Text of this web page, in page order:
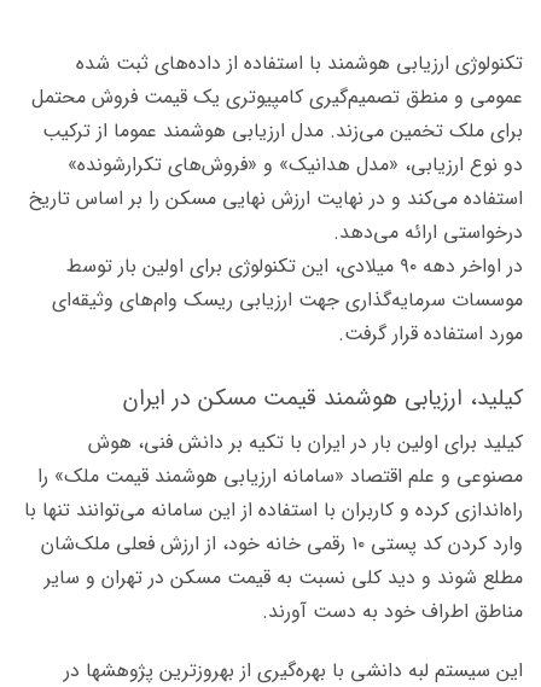
تکنولوژی ارزیابی هوشمند با استفاده از داده‌­های ثبت شده
عمومی و منطق تصمیم­‌گیری کامپیوتری یک قیمت فروش محتمل
برای ملک تخمین می­‌زند. مدل ارزیابی هوشمند عموما از ترکیب
دو نوع ارزیابی، «مدل هدانیک» و «فروش­‌های تکرارشونده»
استفاده می‌­کند و در نهایت ارزش نهایی مسکن را بر اساس تاریخ
درخواستی ارائه می­‌دهد.
در اواخر دهه ۹۰ میلادی، این تکنولوژی برای اولین بار توسط
موسسات سرمایه‌­گذاری جهت ارزیابی ریسک وا‌م‌­های وثیقه‌ای
مورد استفاده قرار گرفت.
کیلید، ارزیابی هوشمند قیمت مسکن در ایران
کیلید برای اولین بار در ایران با تکیه بر دانش فنی، هوش
مصنوعی و علم اقتصاد «سامانه ارزیابی هوشمند قیمت ملک» را
راه‌اندازی کرده و کاربران با استفاده از این سامانه می‌توانند تنها با
وارد کردن کد پستی ۱۰ رقمی خانه خود، از ارزش فعلی ملک‌شان
مطلع شوند و دید کلی نسبت به قیمت مسکن در تهران و سایر
مناطق اطراف خود به دست آورند.
این سیستم لبه دانشی با بهره‌‎گیری از به‎روزترین پژوهش‎ها در